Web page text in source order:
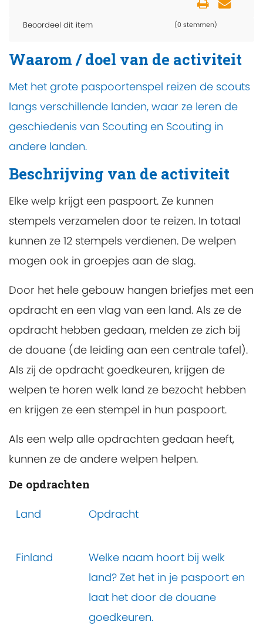
Beoordeel dit item (0 stemmen)
Waarom / doel van de activiteit
Met het grote paspoortenspel reizen de scouts
langs verschillende landen, waar ze leren de
geschiedenis van Scouting en Scouting in
andere landen.
Beschrijving van de activiteit
Elke welp krijgt een paspoort. Ze kunnen
stempels verzamelen door te reizen. In totaal
kunnen ze 12 stempels verdienen. De welpen
mogen ook in groepjes aan de slag.
Door het hele gebouw hangen briefjes met een
opdracht en een vlag van een land. Als ze de
opdracht hebben gedaan, melden ze zich bij
de douane (de leiding aan een centrale tafel).
Als zij de opdracht goedkeuren, krijgen de
welpen te horen welk land ze bezocht hebben
en krijgen ze een stempel in hun paspoort.
Als een welp alle opdrachten gedaan heeft,
kunnen ze de andere welpen helpen.
De opdrachten
Land Opdracht
Finland
Welke naam hoort bij welk
land? Zet het in je paspoort en
laat het door de douane
goedkeuren.